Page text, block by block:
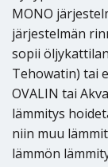
MONO
järjestelmän
sopii
Tehowatin) tai
OVALIN tai
lämmitys
niin muu
lämmön